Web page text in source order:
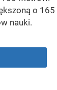
o 165
nauki.